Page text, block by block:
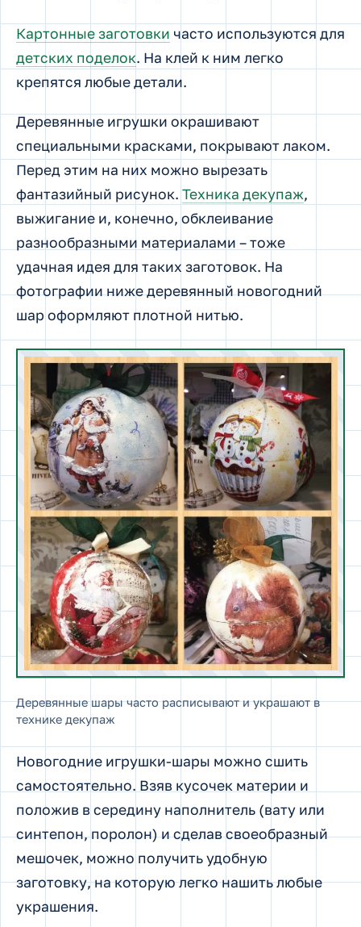
Картонные заготовки часто используются для
детских поделок. На клей к ним легко
крепятся любые детали.
Деревянные игрушки окрашивают
специальными красками, покрывают лаком.
Перед этим на них можно вырезать
фантазийный рисунок. Техника декупаж,
выжигание и, конечно, обклеивание
разнообразными материалами – тоже
удачная идея для таких заготовок. На
фотографии ниже деревянный новогодний
шар оформляют плотной нитью.
Деревянные шары часто расписывают и украшают в
технике декупаж
Новогодние игрушки-шары можно сшить
самостоятельно. Взяв кусочек материи и
положив в середину наполнитель (вату или
синтепон, поролон) и сделав своеобразный
мешочек, можно получить удобную
заготовку, на которую легко нашить любые
украшения.